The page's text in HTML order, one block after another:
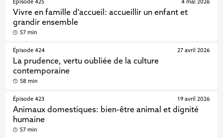
Épisode 425
Vivre en famille d'accueil: accueillir un enfant et
grandir ensemble
4 mai 2026
57 min
Épisode 424
La prudence, vertu oubliée de la culture
contemporaine
27 avril 2026
58 min
Épisode 423
Animaux domestiques: bien-être animal et dignité
humaine
19 avril 2026
57 min